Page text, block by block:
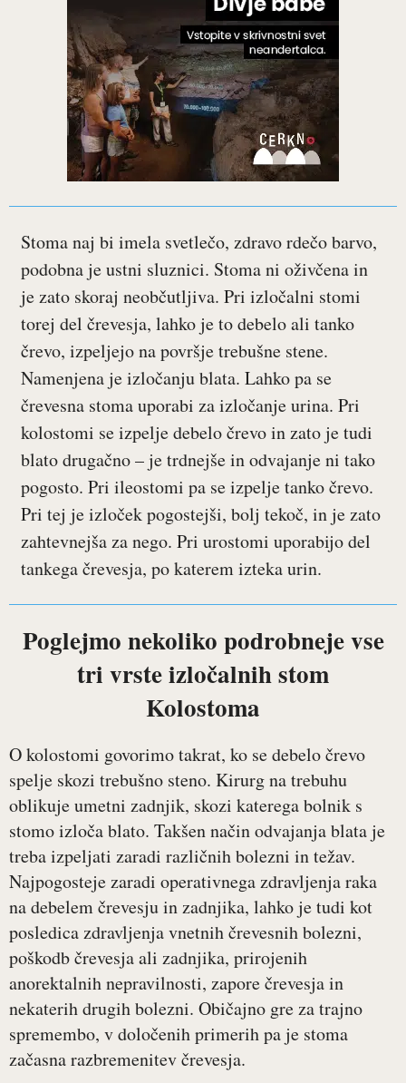
Stoma naj bi imela svetlečo, zdravo rdečo barvo,
podobna je ustni sluznici. Stoma ni oživčena in
je zato skoraj neobčutljiva. Pri izločalni stomi
torej del črevesja, lahko je to debelo ali tanko
črevo, izpeljejo na površje trebušne stene.
Namenjena je izločanju blata. Lahko pa se
črevesna stoma uporabi za izločanje urina. Pri
kolostomi se izpelje debelo črevo in zato je tudi
blato drugačno – je trdnejše in odvajanje ni tako
pogosto. Pri ileostomi pa se izpelje tanko črevo.
Pri tej je izloček pogostejši, bolj tekoč, in je zato
zahtevnejša za nego. Pri urostomi uporabijo del
tankega črevesja, po katerem izteka urin.
Poglejmo nekoliko podrobneje vse
tri vrste izločalnih stom
Kolostoma
O kolostomi govorimo takrat, ko se debelo črevo
spelje skozi trebušno steno. Kirurg na trebuhu
oblikuje umetni zadnjik, skozi katerega bolnik s
stomo izloča blato. Takšen način odvajanja blata je
treba izpeljati zaradi različnih bolezni in težav.
Najpogosteje zaradi operativnega zdravljenja raka
na debelem črevesju in zadnjika, lahko je tudi kot
posledica zdravljenja vnetnih črevesnih bolezni,
poškodb črevesja ali zadnjika, prirojenih
anorektalnih nepravilnosti, zapore črevesja in
nekaterih drugih bolezni. Običajno gre za trajno
spremembo, v določenih primerih pa je stoma
začasna razbremenitev črevesja.